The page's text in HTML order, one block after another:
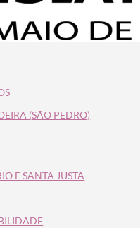
(SÃO PEDRO)
E SANTA JUSTA